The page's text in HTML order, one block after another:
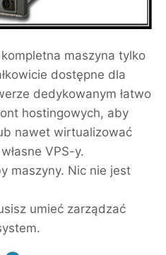
maszyna tylko
dostępne dla
dedykowanym łatwo
hostingowych, aby
nawet wirtualizować
VPS-y.
maszyny. Nic nie jest
umieć zarządzać